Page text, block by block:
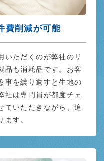
費削減が可能
いただくのが弊社のリ
品も消耗品です。お客
事を繰り返すと生地の
社は専門員が都度チェ
ていただきながら、追
ます。